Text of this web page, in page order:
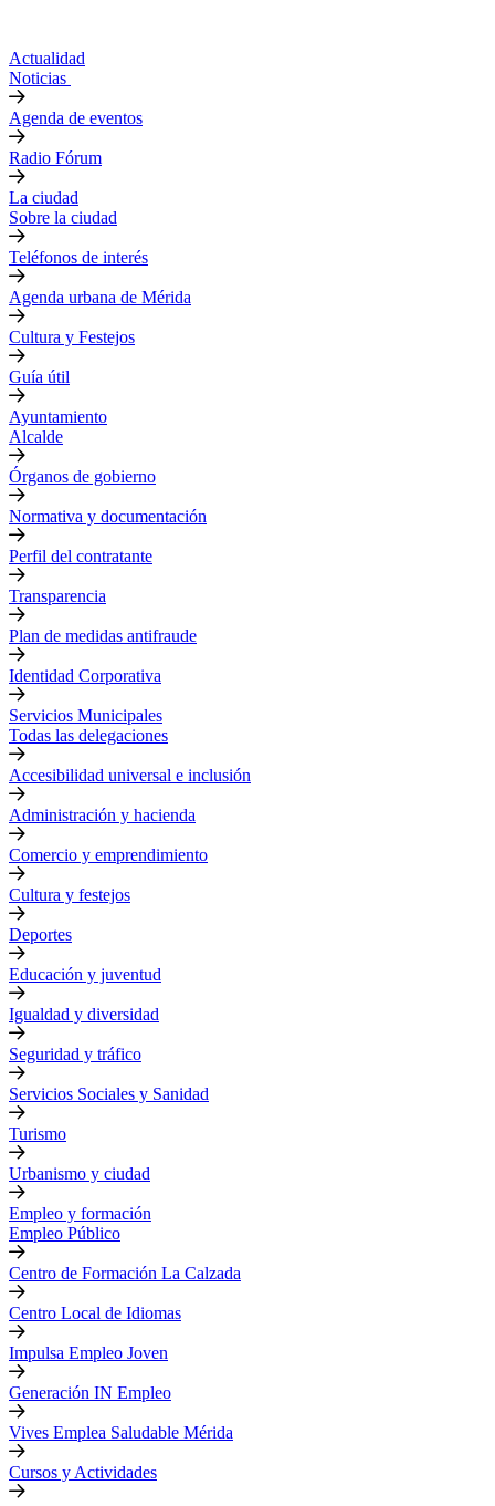
Actualidad
Noticias
Agenda de eventos
Radio Fórum
La ciudad
Sobre la ciudad
Teléfonos de interés
Agenda urbana de Mérida
Cultura y Festejos
Guía útil
Ayuntamiento
Alcalde
Órganos de gobierno
Normativa y documentación
Perfil del contratante
Transparencia
Plan de medidas antifraude
Identidad Corporativa
Servicios Municipales
Todas las delegaciones
Accesibilidad universal e inclusión
Administración y hacienda
Comercio y emprendimiento
Cultura y festejos
Deportes
Educación y juventud
Igualdad y diversidad
Seguridad y tráfico
Servicios Sociales y Sanidad
Turismo
Urbanismo y ciudad
Empleo y formación
Empleo Público
Centro de Formación La Calzada
Centro Local de Idiomas
Impulsa Empleo Joven
Generación IN Empleo
Vives Emplea Saludable Mérida
Cursos y Actividades